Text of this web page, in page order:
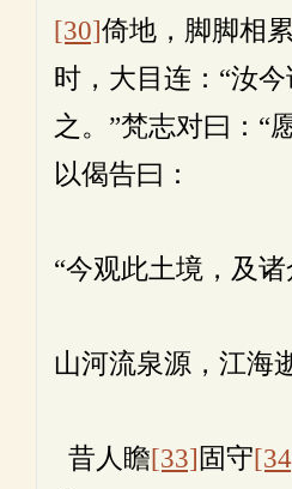
[30]倚地，脚脚相累
时，大目连：“汝
之。”梵志对曰：“
以偈告曰：
“今观此土境，及
山河流泉源，江海
昔人瞻[33]固守